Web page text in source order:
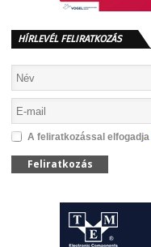
HÍRLEVÉL FELIRATKOZÁS
A feliratkozással elfogadja
Feliratkozás